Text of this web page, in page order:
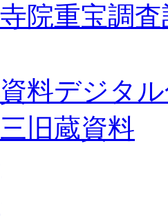
院重宝調
料デジタ
旧蔵資料